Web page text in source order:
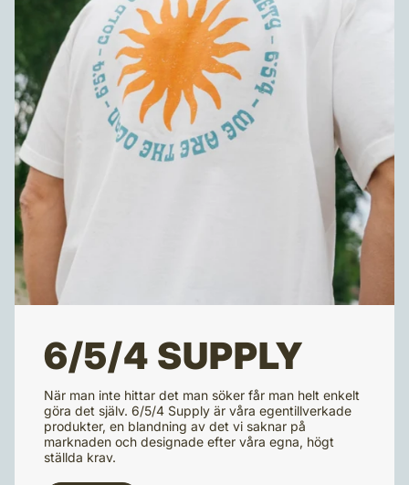
6/5/4 SUPPLY
När man inte hittar det man söker får man helt enkelt
göra det själv. 6/5/4 Supply är våra egentillverkade
produkter, en blandning av det vi saknar på
marknaden och designade efter våra egna, högt
ställda krav.